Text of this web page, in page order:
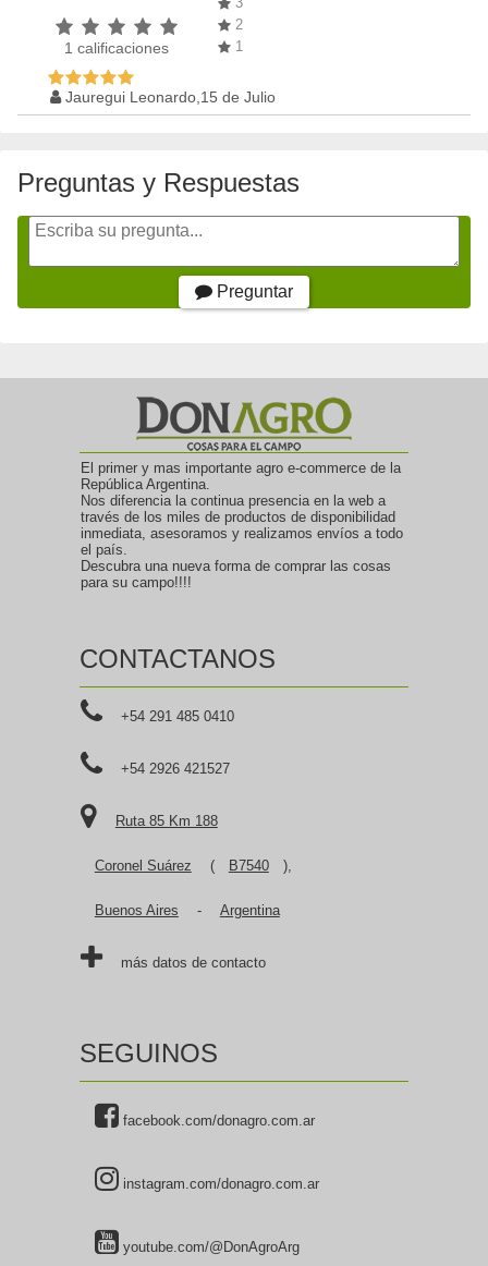
1 calificaciones
3
2
1
Jauregui Leonardo,15 de Julio
Preguntas y Respuestas
Preguntar
El primer y mas importante agro e-commerce de la
República Argentina.
Nos diferencia la continua presencia en la web a
través de los miles de productos de disponibilidad
inmediata, asesoramos y realizamos envíos a todo
el país.
Descubra una nueva forma de comprar las cosas
para su campo!!!!
CONTACTANOS
+54 291 485 0410
+54 2926 421527
Ruta 85 Km 188
Coronel Suárez ( B7540 ),
Buenos Aires - Argentina
más datos de contacto
SEGUINOS
facebook.com/donagro.com.ar
instagram.com/donagro.com.ar
youtube.com/@DonAgroArg